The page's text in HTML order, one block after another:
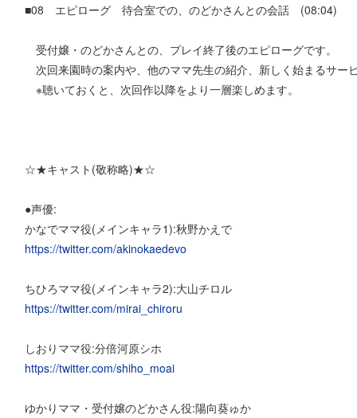
■08 エピローグ 待合室での、のどかさんとの会話 (08:04)
受付嬢・のどかさんとの、プレイ終了後のエピローグです。
次回来園時の案内や、他のママ先生の紹介、新しく始まるサー
※聴いておくと、次回作以降をより一層楽しめます。
☆★キャスト(敬称略)★☆
●声優:
かなでママ役(メインキャラ1):秋野かえで
https://twitter.com/akinokaedevo
ちひろママ役(メインキャラ2):大山チロル
https://twitter.com/mirai_chiroru
しおりママ役:分倍河原シホ
https://twitter.com/shiho_moai
ゆかりママ・受付嬢のどかさん役:陽向葵ゅか